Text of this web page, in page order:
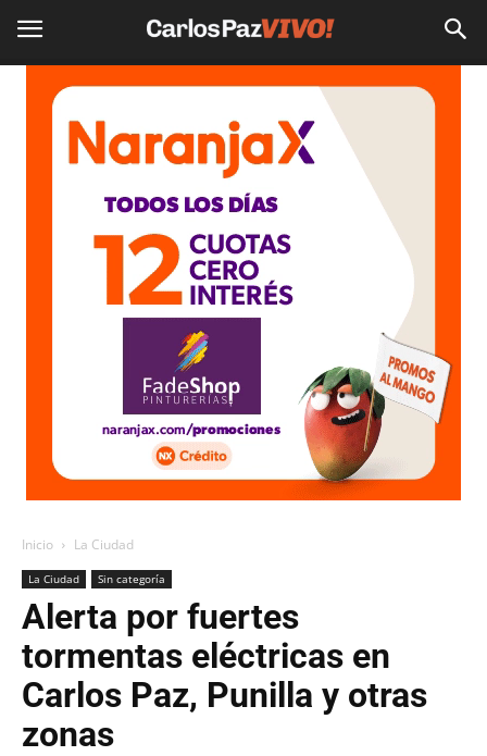
Inicio La Ciudad
La Ciudad Sin categoría
Alerta por fuertes
tormentas eléctricas en
Carlos Paz, Punilla y otras
zonas